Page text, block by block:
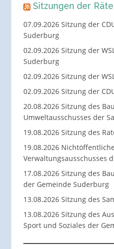
Sitzungen der Räte
07.09.2026 Sitzung der
Suderburg
02.09.2026 Sitzung der
Suderburg
02.09.2026 Sitzung der
02.09.2026 Sitzung der
20.08.2026 Sitzung des
Umweltausschusses der
19.08.2026 Sitzung des
19.08.2026
Verwaltungsausschusses
17.08.2026 Sitzung des
der Gemeinde Suderburg
13.08.2026 Sitzung des
13.08.2026 Sitzung des
Sport und Soziales der